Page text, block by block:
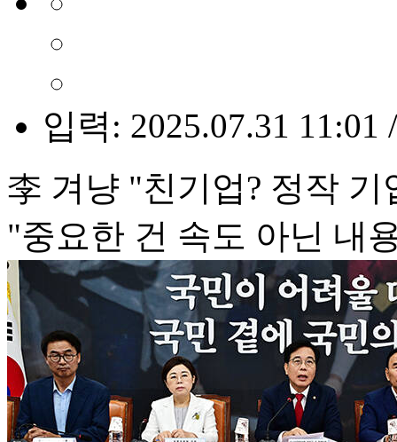
입력: 2025.07.31 11:01
李 겨냥 "친기업? 정작
"중요한 건 속도 아닌 내